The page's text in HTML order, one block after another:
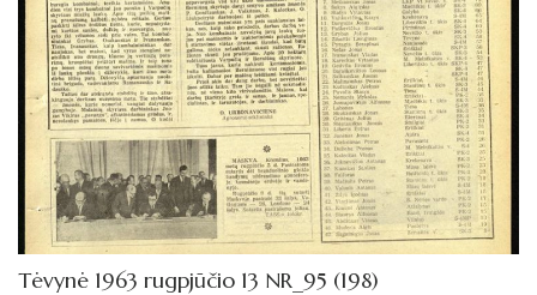
Tėvynė 1963 rugpjūčio 13 NR_95 (198)